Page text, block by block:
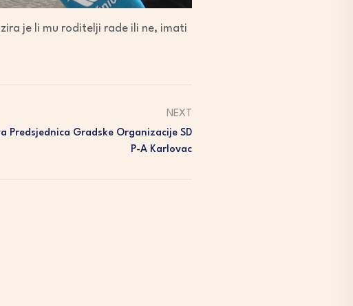
je li mu roditelji rade ili ne, imati
NEXT
Predsjednica Gradske Organizacije SD
P-A Karlovac